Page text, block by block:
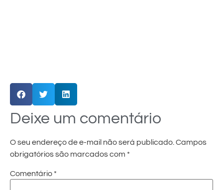
Deixe um comentário
O seu endereço de e-mail não será publicado. Campos
obrigatórios são marcados com *
Comentário *